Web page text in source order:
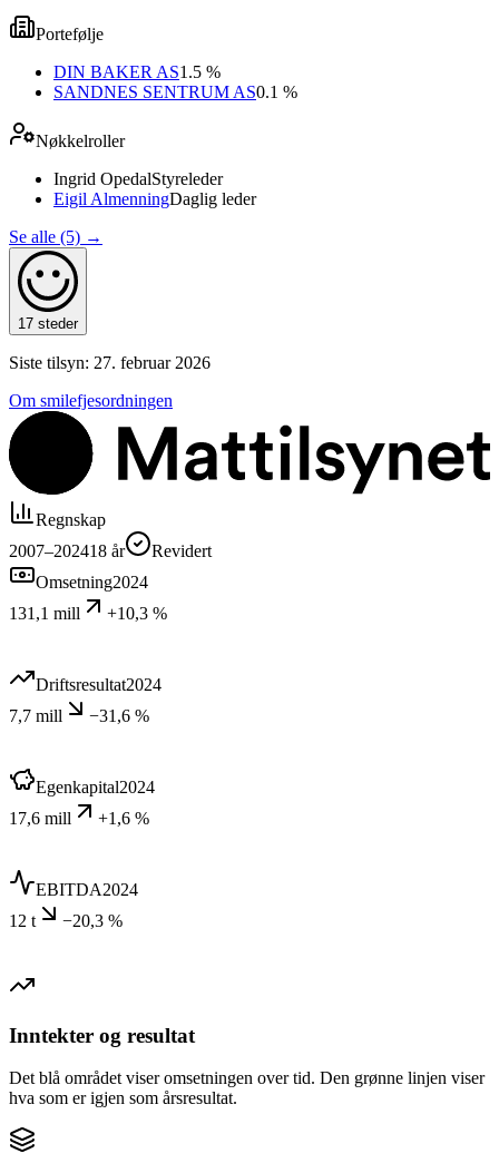
Portefølje
DIN BAKER AS1.5 %
SANDNES SENTRUM AS0.1 %
Nøkkelroller
Ingrid OpedalStyreleder
Eigil AlmenningDaglig leder
Se alle (5) →
17 steder
Siste tilsyn: 27. februar 2026
Om smilefjesordningen
Regnskap
2007–202418 år
Revidert
Omsetning2024
131,1 mill
+10,3 %
Driftsresultat2024
7,7 mill
−31,6 %
Egenkapital2024
17,6 mill
+1,6 %
EBITDA2024
12 t
−20,3 %
Inntekter og resultat
Det blå området viser omsetningen over tid. Den grønne linjen viser
hva som er igjen som årsresultat.